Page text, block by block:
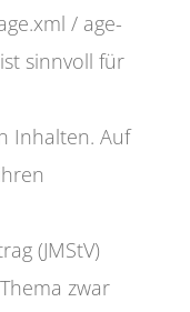
/ age-
sinnvoll für
Inhalten. Auf
(JMStV)
zwar